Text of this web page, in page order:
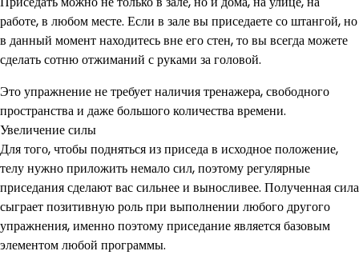
работе, в любом месте. Если в зале вы приседаете со штангой, но
в данный момент находитесь вне его стен, то вы всегда можете
сделать сотню отжиманий с руками за головой.
Это упражнение не требует наличия тренажера, свободного
пространства и даже большого количества времени.
Увеличение силы
Для того, чтобы подняться из приседа в исходное положение,
телу нужно приложить немало сил, поэтому регулярные
приседания сделают вас сильнее и выносливее. Полученная сила
сыграет позитивную роль при выполнении любого другого
упражнения, именно поэтому приседание является базовым
элементом любой программы.